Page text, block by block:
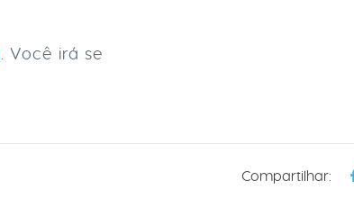
. Você irá se
Compartilhar: